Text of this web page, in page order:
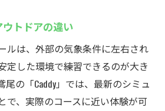
ないゴルフ練習
が増加中
者層とその理由
を取り入れる
に合わせた柔軟な利用
トドアの違い
ルは、外部の気象条件に左右され
定した環境で練習できるのが大き
の「Caddy」では、最新のシミュ
で、実際のコースに近い体験が可